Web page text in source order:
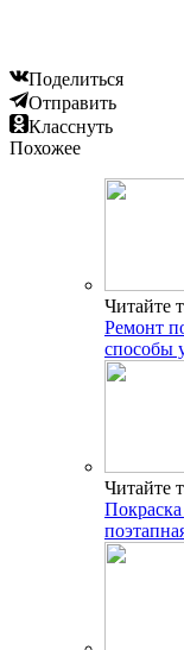
Поделиться
Отправить
Класснуть
Похожее
Читайте
Ремонт
способы
Читайте